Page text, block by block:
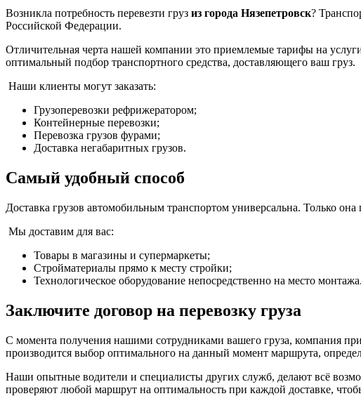
Возникла потребность перевезти груз из города Нязепетровск?
Российской Федерации.
Отличительная черта нашей компании это приемлемые тарифы на
оптимальный подбор транспортного средства, доставляющего ваш груз.
Наши клиенты могут заказать:
Грузоперевозки рефрижератором;
Контейнерные перевозки;
Перевозка грузов фурами;
Доставка негабаритных грузов.
Самый удобный способ
Доставка грузов автомобильным транспортом универсальна. Только
Мы доставим для вас:
Товары в магазины и супермаркеты;
Стройматериалы прямо к месту стройки;
Технологическое оборудование непосредственно на место монтажа.
Заключите договор на перевозку груза
С момента получения нашими сотрудниками вашего груза, компания
производится выбор оптимального на данный момент маршрута,
Наши опытные водители и специалисты других служб, делают всё
проверяют любой маршрут на оптимальность при каждой доставке,